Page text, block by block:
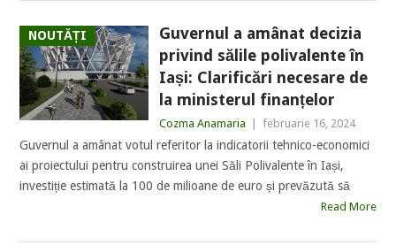
NOUTĂȚI
Guvernul a amânat decizia
privind sălile polivalente în
Iași: Clarificări necesare de
la ministerul finanțelor
Cozma Anamaria februarie 16, 2024
Guvernul a amânat votul referitor la indicatorii tehnico-economici
ai proiectului pentru construirea unei Săli Polivalente în Iași,
investiție estimată la 100 de milioane de euro și prevăzută să
Read More